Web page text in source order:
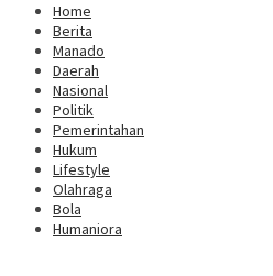
Home
Berita
Manado
Daerah
Nasional
Politik
Pemerintahan
Hukum
Lifestyle
Olahraga
Bola
Humaniora